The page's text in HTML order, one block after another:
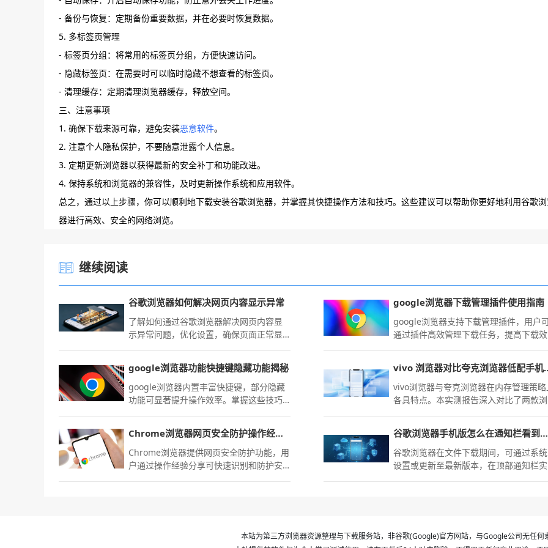
- 备份与恢复：定期备份重要数据，并在必要时恢复数据。
5. 多标签页管理
- 标签页分组：将常用的标签页分组，方便快速访问。
- 隐藏标签页：在需要时可以临时隐藏不想查看的标签页。
- 清理缓存：定期清理浏览器缓存，释放空间。
三、注意事项
1. 确保下载来源可靠，避免安装恶意软件。
2. 注意个人隐私保护，不要随意泄露个人信息。
3. 定期更新浏览器以获得最新的安全补丁和功能改进。
4. 保持系统和浏览器的兼容性，及时更新操作系统和应用软件。
总之，通过以上步骤，你可以顺利地下载安装谷歌浏览器，并掌握其快捷操作方法和技巧。这些建议可以帮助你更好地利用谷歌
器进行高效、安全的网络浏览。
继续阅读
谷歌浏览器如何解决网页内容显示异常
了解如何通过谷歌浏览器解决网页内容显
示异常问题，优化设置，确保页面正常显
google浏览器下载管理插件使用指南
google浏览器支持下载管理插件，用户
通过插件高效管理下载任务，提高下载效
google浏览器功能快捷键隐藏功能揭秘
google浏览器内置丰富快捷键，部分隐藏
功能可显著提升操作效率。掌握这些技巧
vivo 浏览器对
vivo浏览器与夸克浏览器在内存管理策
各具特点。本实测报告深入对比了两款浏
耗，指导您选择更节省设备资源的上网方
案。
Chrome浏览器网页安全防护操作经验分享
Chrome浏览器提供网页安全防护功能，用
户通过操作经验分享可快速识别和防护安
谷歌浏览器手机版怎么在通知栏看到当前下载百分比
谷歌浏览器在文件下载期间，可通过系统
设置或更新至最新版本，在顶部通知栏实
本站为第三方浏览器资源整理与下载服务站，非谷歌(Google)官方网站，与Google公司无任何